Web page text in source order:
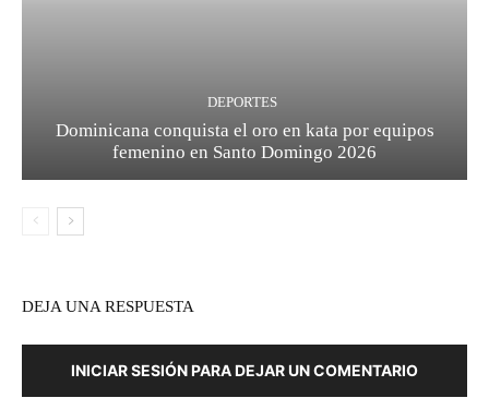
DEPORTES
Dominicana conquista el oro en kata por equipos
femenino en Santo Domingo 2026
DEJA UNA RESPUESTA
INICIAR SESIÓN PARA DEJAR UN COMENTARIO